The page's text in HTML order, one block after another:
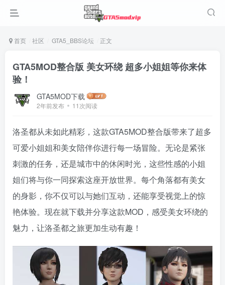
首页 社区 GTA5_BBS论坛 正文
GTA5MOD整合版 美女环绕 超多小姐姐等你来体
验！
GTA5MOD下载
2年前发布 11次阅读
洛圣都从未如此精彩，这款GTA5MOD整合版带来了超多
可爱小姐姐和美女陪伴你进行每一场冒险。无论是紧张
刺激的任务，还是城市中的休闲时光，这些性感的小姐
姐们将与你一同探索这座开放世界。每个角落都有美女
的身影，你不仅可以与她们互动，还能享受视觉上的惊
艳体验。现在就下载并分享这款MOD，感受美女环绕的
魅力，让洛圣都之旅更加生动有趣！